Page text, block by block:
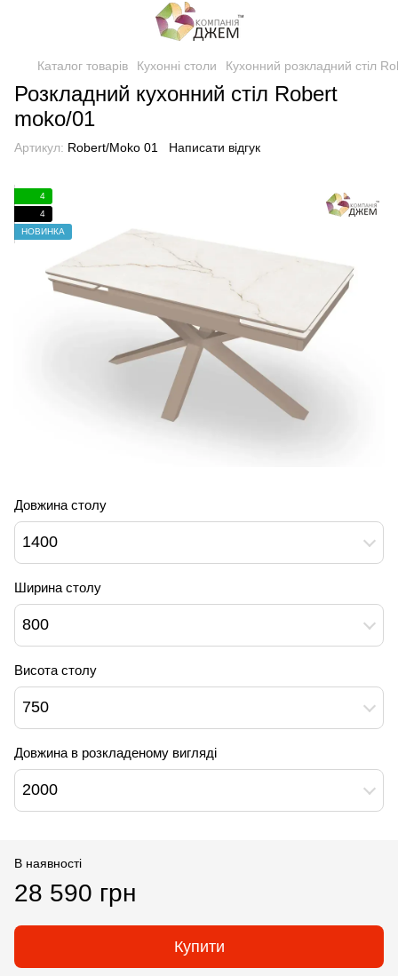
Каталог товарів Кухонні столи Кухонний розкладний стіл
Розкладний кухонний стіл Robert
moko/01
Артикул: Robert/Moko 01 Написати відгук
4
4
НОВИНКА
Довжина столу
1400
Ширина столу
800
Висота столу
750
Довжина в розкладеному вигляді
2000
В наявності
28 590 грн
Купити